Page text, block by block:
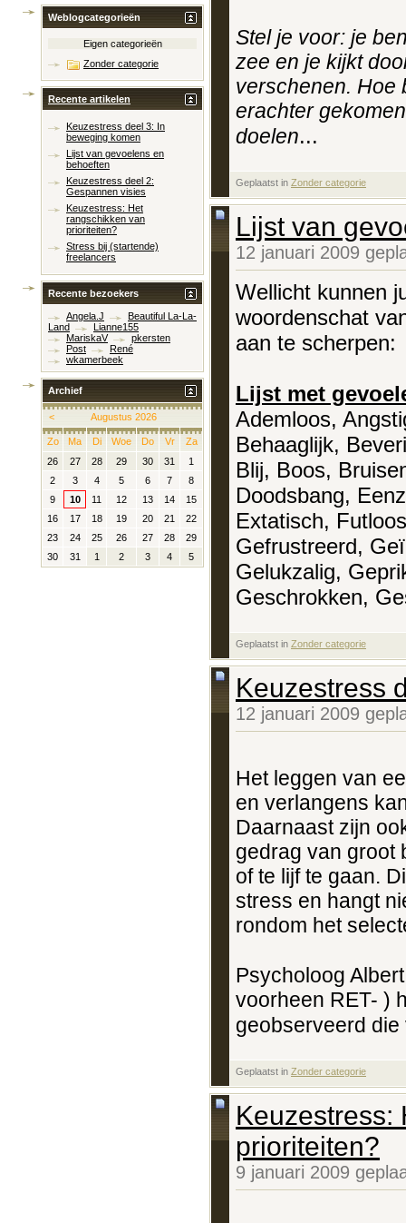
Stel je voor: je
zee en je kijkt
verschenen. Hoe
erachter
doelen...
Geplaatst in Zonder categorie
Lijst van
12 januari 2009
Wellicht kunnen
woordenschat
aan te scherpen:
Lijst met
Ademloos,
Behaaglijk,
Blij, Boos,
Doodsbang,
Extatisch,
Gefrustreerd,
Gelukzalig,
Geschrokken,
Geplaatst in Zonder categorie
Keuzestress
12 januari 2009
Het leggen van
en verlangens
Daarnaast zijn
gedrag van groot
of te lijf te gaan.
stress en hangt
rondom het
Psycholoog
voorheen RET- )
geobserveerd
Geplaatst in Zonder categorie
Keuzestress:
prioriteiten?
9 januari 2009
Weblogcategorieën
Eigen categorieën
Zonder categorie
Recente artikelen
Keuzestress deel 3: In
beweging komen
Lijst van gevoelens en
behoeften
Keuzestress deel 2:
Gespannen visies
Keuzestress: Het
rangschikken van
prioriteiten?
Stress bij (startende)
freelancers
Recente bezoekers
Angela.J
Beautiful La-La-
Land
Lianne155
MariskaV
pkersten
Post
René
wkamerbeek
Archief
< Augustus 2026
Zo Ma Di Woe Do Vr
Za
26
27 28 29 30 31
1
2
3 4 5 6 7
8
9
10 11 12 13 14
15
16
17 18 19 20 21
22
23
24 25 26 27 28
29
30
31 1 2 3 4 5